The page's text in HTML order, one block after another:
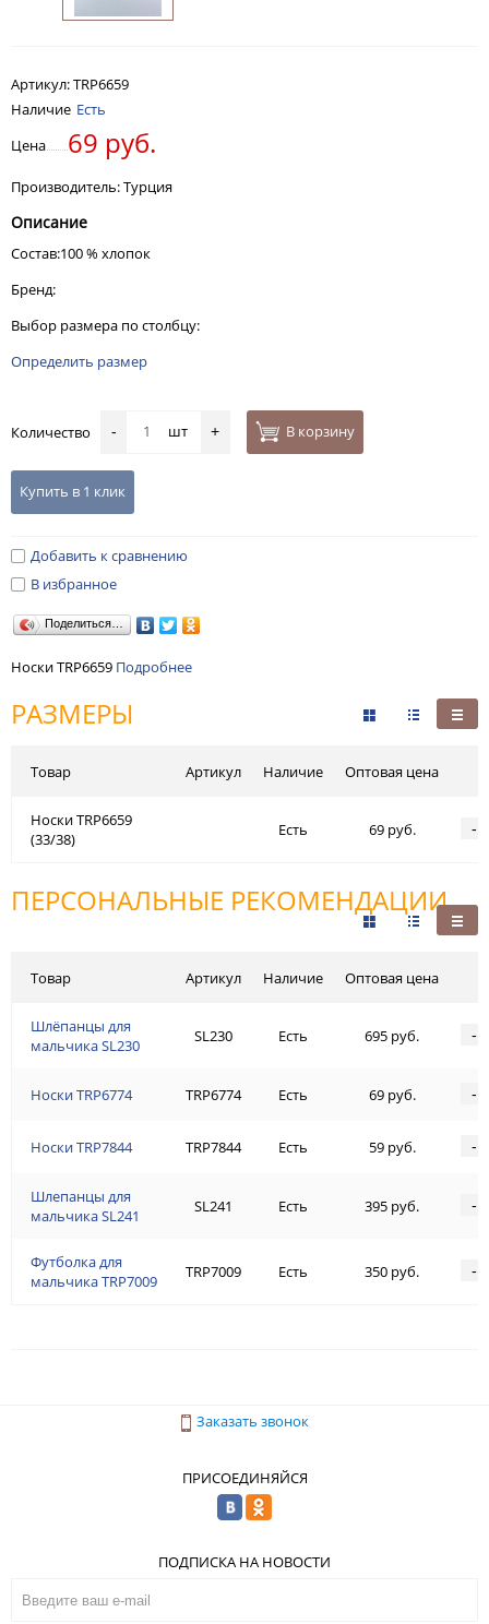
Артикул:TRP6659
Наличие Есть
Цена
69 руб.
Производитель: Турция
Описание
Состав:100 % хлопок
Бренд:
Выбор размера по столбцу:
Определить размер
Количество - шт + В корзину
Купить в 1 клик
Добавить к сравнению
В избранное
Поделиться…
Носки TRP6659 Подробнее
РАЗМЕРЫ
Товар
Носки TRP6659
(33/38)
Артикул Наличие Оптовая цена
Есть 69 руб. -
ПЕРСОНАЛЬНЫЕ РЕКОМЕНДАЦИИ
Товар
Шлёпанцы для
мальчика SL230
Носки TRP6774
Носки TRP7844
Шлепанцы для
мальчика SL241
Футболка для
мальчика TRP7009
Артикул Наличие Оптовая цена
SL230 Есть 695 руб. -
TRP6774 Есть 69 руб. -
TRP7844 Есть 59 руб. -
SL241 Есть 395 руб. -
TRP7009 Есть 350 руб. -
Заказать звонок
ПРИСОЕДИНЯЙСЯ
ПОДПИСКА НА НОВОСТИ